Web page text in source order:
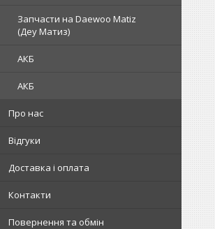
Запчасти на Daewoo Matiz
(Деу Матиз)
АКБ
АКБ
Про нас
Відгуки
Доставка і оплата
Контакти
Повернення та обмін